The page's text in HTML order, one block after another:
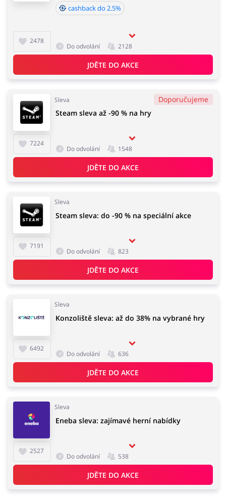
2478
cashback do 2.5%
Do odvolání 2128
JDĚTE DO AKCE
Sleva Doporučujeme
7224
Steam sleva až -90 % na hry
Do odvolání 1548
JDĚTE DO AKCE
Sleva
7191
Steam sleva: do -90 % na speciální akce
Do odvolání 823
JDĚTE DO AKCE
Sleva
6492
Konzoliště sleva: až do 38% na vybrané hry
Do odvolání 636
JDĚTE DO AKCE
Sleva
2527
Eneba sleva: zajímavé herní nabídky
Do odvolání 538
JDĚTE DO AKCE